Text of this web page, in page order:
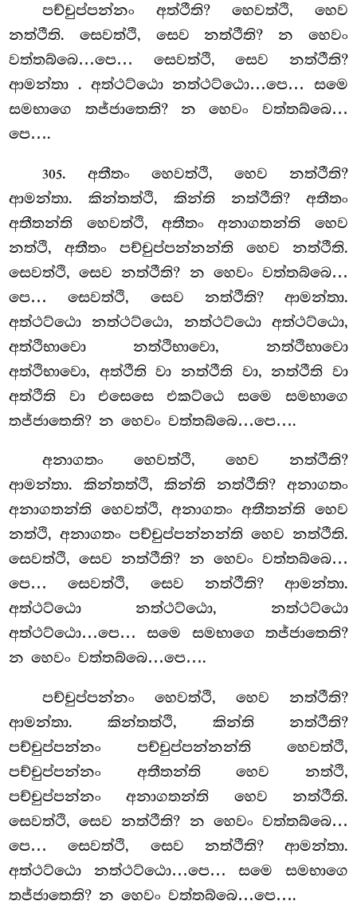
පච්චුප්පන්නං අත්ථීති? හෙවත්ථි, හෙව
නත්ථීති. සෙවත්ථි, සෙව නත්ථීති? න හෙවං
වත්තබ්බෙ…පෙ… සෙවත්ථි, සෙව නත්ථීති?
ආමන්තා . අත්ථට්ඨො නත්ථට්ඨො…පෙ… සමෙ
සමභාගෙ තජ්ජාතෙති? න හෙවං වත්තබ්බෙ…
පෙ….
305. අතීතං හෙවත්ථි, හෙව නත්ථීති?
ආමන්තා. කින්තත්ථි, කින්ති නත්ථීති? අතීතං
අතීතන්ති හෙවත්ථි, අතීතං අනාගතන්ති හෙව
නත්ථි, අතීතං පච්චුප්පන්නන්ති හෙව නත්ථීති.
සෙවත්ථි, සෙව නත්ථීති? න හෙවං වත්තබ්බෙ…
පෙ… සෙවත්ථි, සෙව නත්ථීති? ආමන්තා.
අත්ථට්ඨො නත්ථට්ඨො, නත්ථට්ඨො අත්ථට්ඨො,
අත්ථිභාවො නත්ථිභාවො, නත්ථිභාවො
අත්ථිභාවො, අත්ථීති වා නත්ථීති වා, නත්ථීති වා
අත්ථීති වා එසෙසෙ එකට්ඨෙ සමෙ සමභාගෙ
තජ්ජාතෙති? න හෙවං වත්තබ්බෙ…පෙ….
අනාගතං හෙවත්ථි, හෙව නත්ථීති?
ආමන්තා. කින්තත්ථි, කින්ති නත්ථීති? අනාගතං
අනාගතන්ති හෙවත්ථි, අනාගතං අතීතන්ති හෙව
නත්ථි, අනාගතං පච්චුප්පන්නන්ති හෙව නත්ථීති.
සෙවත්ථි, සෙව නත්ථීති? න හෙවං වත්තබ්බෙ…
පෙ… සෙවත්ථි, සෙව නත්ථීති? ආමන්තා.
අත්ථට්ඨො නත්ථට්ඨො, නත්ථට්ඨො
අත්ථට්ඨො…පෙ… සමෙ සමභාගෙ තජ්ජාතෙති?
න හෙවං වත්තබ්බෙ…පෙ….
පච්චුප්පන්නං හෙවත්ථි, හෙව නත්ථීති?
ආමන්තා. කින්තත්ථි, කින්ති නත්ථීති?
පච්චුප්පන්නං පච්චුප්පන්නන්ති හෙවත්ථි,
පච්චුප්පන්නං අතීතන්ති හෙව නත්ථි,
පච්චුප්පන්නං අනාගතන්ති හෙව නත්ථීති.
සෙවත්ථි, සෙව නත්ථීති? න හෙවං වත්තබ්බෙ…
පෙ… සෙවත්ථි, සෙව නත්ථීති? ආමන්තා.
අත්ථට්ඨො නත්ථට්ඨො…පෙ… සමෙ සමභාගෙ
තජ්ජාතෙති? න හෙවං වත්තබ්බෙ…පෙ….